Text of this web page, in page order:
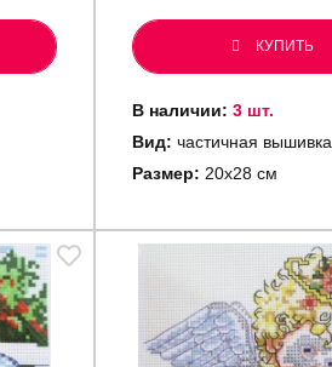
КУПИТЬ
В наличии: 3 шт.
Вид: частичная вышивка
Размер: 20х28 см